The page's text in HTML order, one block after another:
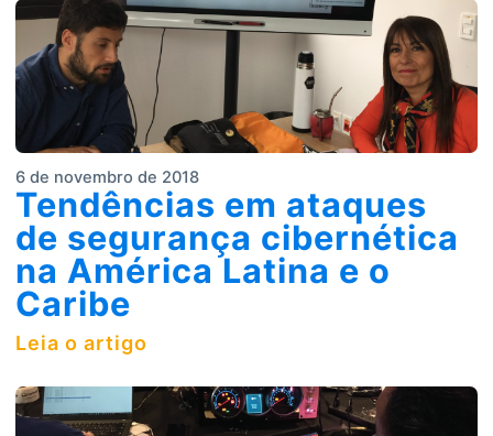
6 de novembro de 2018
Tendências em ataques
de segurança cibernética
na América Latina e o
Caribe
Leia o artigo